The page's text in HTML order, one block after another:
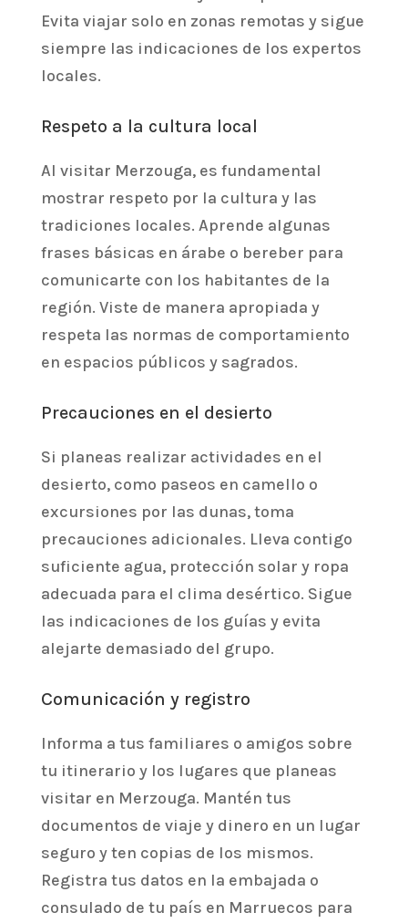
Evita viajar solo en zonas remotas y sigue
siempre las indicaciones de los expertos
locales.
Respeto a la cultura local
Al visitar Merzouga, es fundamental
mostrar respeto por la cultura y las
tradiciones locales. Aprende algunas
frases básicas en árabe o bereber para
comunicarte con los habitantes de la
región. Viste de manera apropiada y
respeta las normas de comportamiento
en espacios públicos y sagrados.
Precauciones en el desierto
Si planeas realizar actividades en el
desierto, como paseos en camello o
excursiones por las dunas, toma
precauciones adicionales. Lleva contigo
suficiente agua, protección solar y ropa
adecuada para el clima desértico. Sigue
las indicaciones de los guías y evita
alejarte demasiado del grupo.
Comunicación y registro
Informa a tus familiares o amigos sobre
tu itinerario y los lugares que planeas
visitar en Merzouga. Mantén tus
documentos de viaje y dinero en un lugar
seguro y ten copias de los mismos.
Registra tus datos en la embajada o
consulado de tu país en Marruecos para